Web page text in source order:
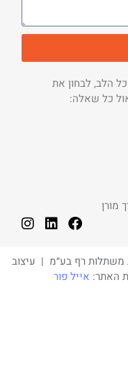
לבחון את
שאלה:
רף בע״מ | עיצוב
אייל פור